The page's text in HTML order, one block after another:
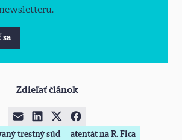
sa
Zdieľať článok
trestný súd atentát na R. Fica